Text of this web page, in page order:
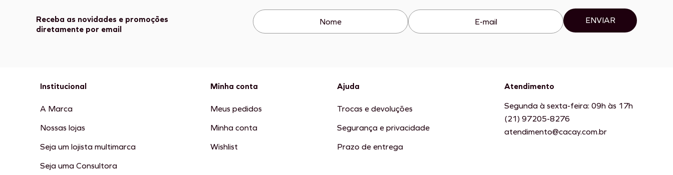
Receba as novidades e promoções
diretamente por email
ENVIAR
Institucional
A Marca
Nossas lojas
Seja um lojista multimarca
Seja uma Consultora
Minha conta
Meus pedidos
Minha conta
Wishlist
Ajuda
Trocas e devoluções
Segurança e privacidade
Prazo de entrega
Atendimento
Segunda à sexta-feira: 09h às 17h
(21) 97205-8276
atendimento@cacay.com.br